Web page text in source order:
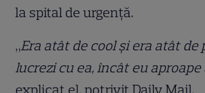
la spital de urgență.
„Era atât de cool și era atât de
lucrezi cu ea, încât eu
explicat el, potrivit Daily Mail.